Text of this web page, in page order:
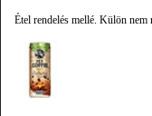
Étel rendelés mellé. Külön nem